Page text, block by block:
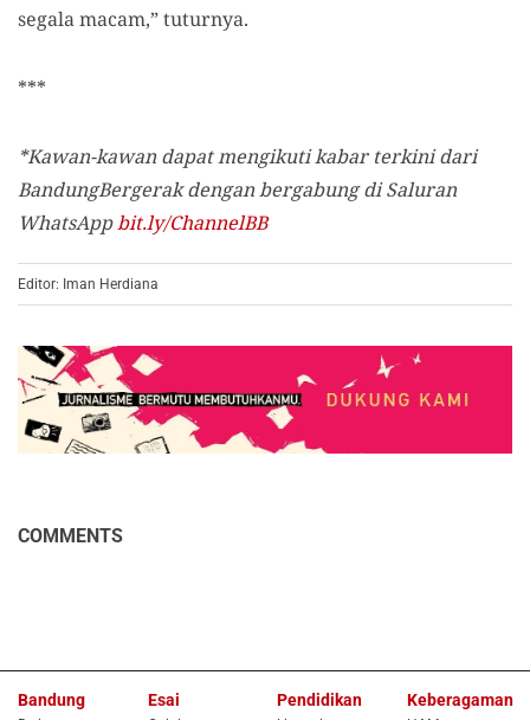
segala macam,” tuturnya.
***
*Kawan-kawan dapat mengikuti kabar terkini dari
BandungBergerak dengan bergabung di Saluran
WhatsAppbit.ly/ChannelBB
Editor: Iman Herdiana
COMMENTS
Bandung Esai Pendidikan Keberagaman